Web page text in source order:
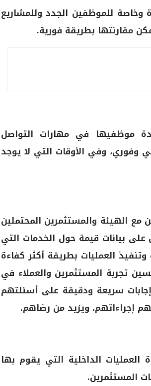
للموظفين الجدد وللمشاريع
مقارنتها بطريقة فورية.
موظفيها في مهارات التواصل
وفوري، وفي الأوقات التي لا يوجد
مع الهيئة والمستثمرين المحتملين
على بيانات قيمة حول الخدمات التي
العمليات بطريقة أكثر كفاءة
تجربة المستثمرين والعملاء في
سريعة ودقيقة على أسئلتهم
إجراءاتهم، ويزيد من رضاهم.
الداخلية التي يقوم بها
المستثمرين.